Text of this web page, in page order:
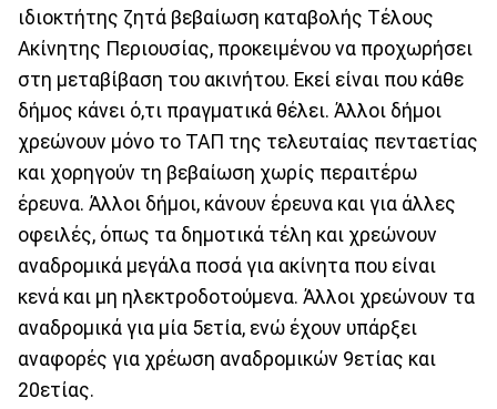
ιδιοκτήτης ζητά βεβαίωση καταβολής Τέλους
Ακίνητης Περιουσίας, προκειμένου να προχωρήσει
στη μεταβίβαση του ακινήτου. Εκεί είναι που κάθε
δήμος κάνει ό,τι πραγματικά θέλει. Άλλοι δήμοι
χρεώνουν μόνο το ΤΑΠ της τελευταίας πενταετίας
και χορηγούν τη βεβαίωση χωρίς περαιτέρω
έρευνα. Άλλοι δήμοι, κάνουν έρευνα και για άλλες
οφειλές, όπως τα δημοτικά τέλη και χρεώνουν
αναδρομικά μεγάλα ποσά για ακίνητα που είναι
κενά και μη ηλεκτροδοτούμενα. Άλλοι χρεώνουν τα
αναδρομικά για μία 5ετία, ενώ έχουν υπάρξει
αναφορές για χρέωση αναδρομικών 9ετίας και
20ετίας.